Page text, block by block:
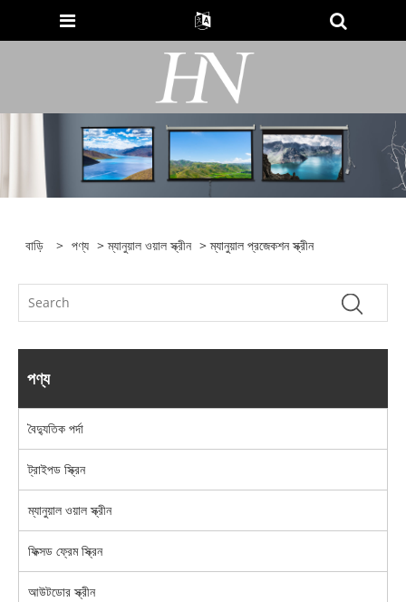
বাড়ি > পণ্য >ম্যানুয়াল ওয়াল স্ক্রীন > ম্যানুয়াল প্রজেকশন স্ক্রীন
পণ্য
বৈদ্যুতিক পর্দা
ট্রাইপড স্ক্রিন
ম্যানুয়াল ওয়াল স্ক্রীন
ফিক্সড ফ্রেম স্ক্রিন
আউটডোর স্ক্রীন